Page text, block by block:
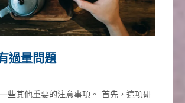
過量問題
些其他重要的注意事項。 首先，這項研